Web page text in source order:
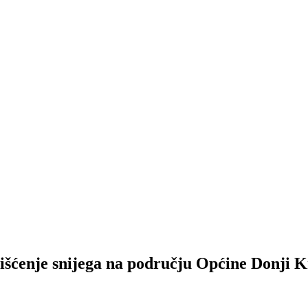
snijega na području Općine Donji